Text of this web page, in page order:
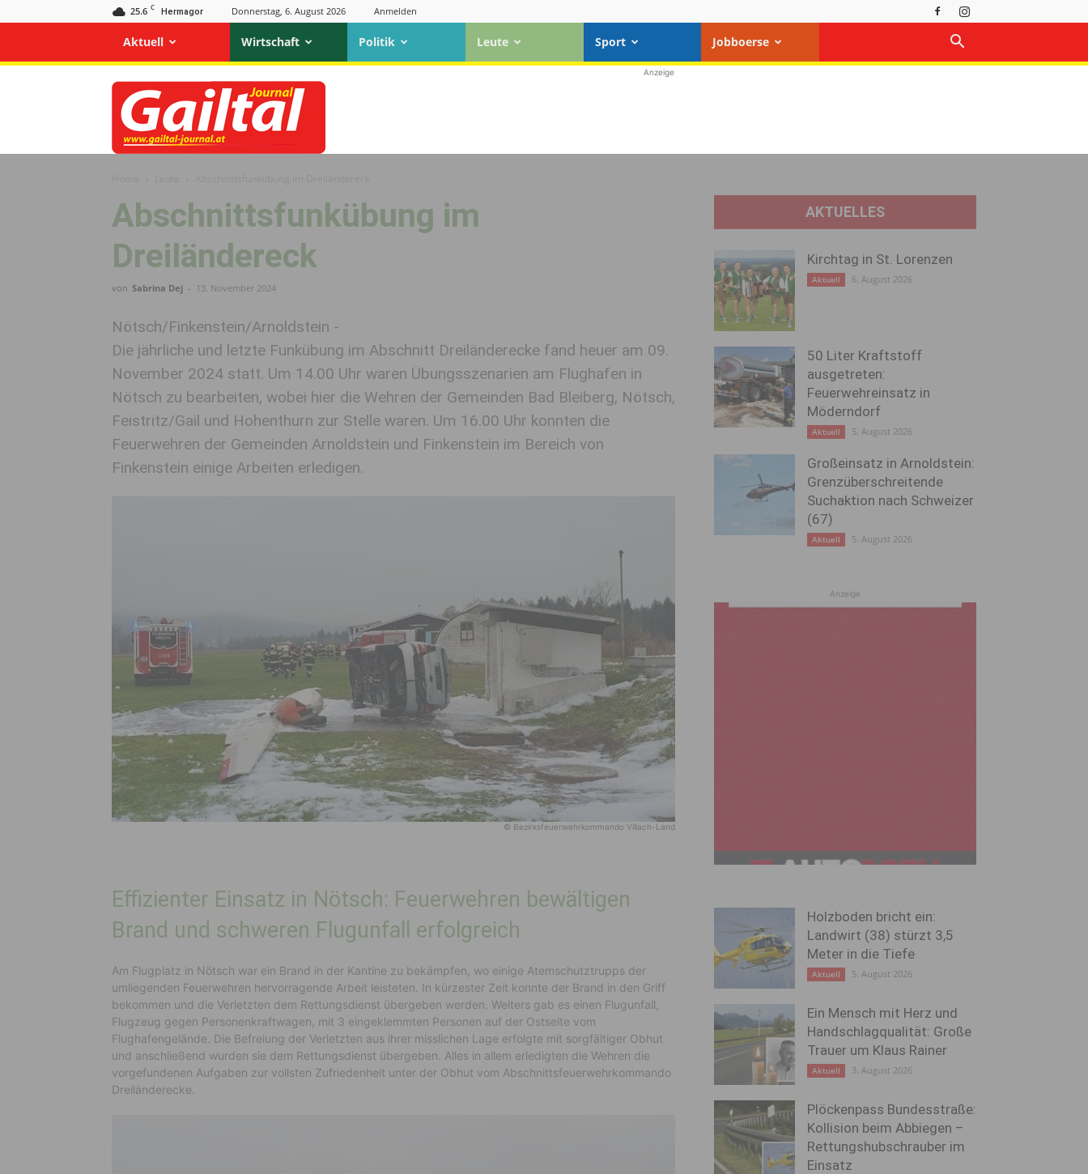
25.6 C Hermagor Donnerstag, 6. August 2026 Anmelden
Aktuell Wirtschaft Politik Leute Sport Jobboerse
Gailtal
Journal
Anzeige
Abschnittsfunkübung im
Dreiländereck
von Sabrina Dej - 13. November 2024
Nötsch/Finkenstein/Arnoldstein -
Die jährliche und letzte Funkübung im Abschnitt Dreiländerecke fand heuer am 09.
November 2024 statt. Um 14.00 Uhr waren Übungsszenarien am Flughafen in
Nötsch zu bearbeiten, wobei hier die Wehren der Gemeinden Bad Bleiberg, Nötsch,
Feistritz/Gail und Hohenthurn zur Stelle waren. Um 16.00 Uhr konnten die
Feuerwehren der Gemeinden Arnoldstein und Finkenstein im Bereich von
Finkenstein einige Arbeiten erledigen.
© Bezirksfeuerwehrkommando Villach-Land
Effizienter Einsatz in Nötsch: Feuerwehren bewältigen
Brand und schweren Flugunfall erfolgreich
Am Flugplatz in Nötsch war ein Brand in der Kantine zu bekämpfen, wo einige Atemschutztrupps der
umliegenden Feuerwehren hervorragende Arbeit leisteten. In kürzester Zeit konnte der Brand in den Griff
bekommen und die Verletzten dem Rettungsdienst übergeben werden. Weiters gab es einen Flugunfall,
Flugzeug gegen Personenkraftwagen, mit 3 eingeklemmten Personen auf der Ostseite vom
Flughafengelände. Die Befreiung der Verletzten aus ihrer misslichen Lage erfolgte mit sorgfältiger Obhut
und anschließend wurden sie dem Rettungsdienst übergeben. Alles in allem erledigten die Wehren die
vorgefundenen Aufgaben zur vollsten Zufriedenheit unter der Obhut vom Abschnittsfeuerwehrkommando
Dreiländerecke.
AKTUELLES
Kirchtag in St. Lorenzen
Aktuell 6. August 2026
50 Liter Kraftstoff
ausgetreten:
Feuerwehreinsatz in
Möderndorf
Aktuell 5. August 2026
Großeinsatz in Arnoldstein:
Grenzüberschreitende
Suchaktion nach Schweizer
(67)
Aktuell 5. August 2026
Anzeige
Holzboden bricht ein:
Landwirt (38) stürzt 3,5
Meter in die Tiefe
Aktuell 5. August 2026
Ein Mensch mit Herz und
Handschlagqualität: Große
Trauer um Klaus Rainer
Aktuell 3. August 2026
Plöckenpass Bundesstraße:
Kollision beim Abbiegen –
Rettungshubschrauber im
Einsatz